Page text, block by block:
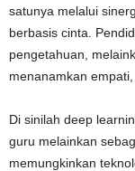
satunya melalui
berbasis cinta.
pengetahuan,
menanamkan
Di sinilah deep
guru melainkan
memungkinkan